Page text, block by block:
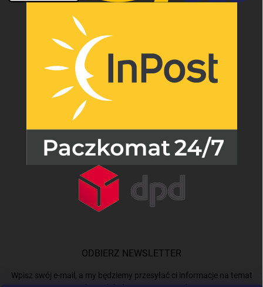
ODBIERZ NEWSLETTER
Wpisz swój e-mail, a my będziemy przesyłać ci informacje na temat